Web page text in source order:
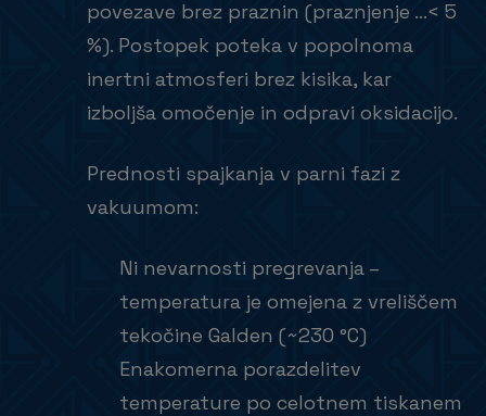
povezave brez praznin (praznjenje …< 5
%). Postopek poteka v popolnoma
inertni atmosferi brez kisika, kar
izboljša omočenje in odpravi oksidacijo.
Prednosti spajkanja v parni fazi z
vakuumom:
Ni nevarnosti pregrevanja –
temperatura je omejena z vreliščem
tekočine Galden (~230 °C)
Enakomerna porazdelitev
temperature po celotnem tiskanem